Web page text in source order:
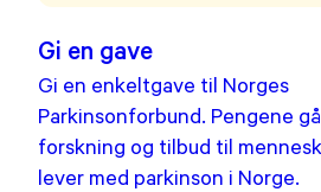
Gi en gave
Gi en enkeltgave til Norges
Parkinsonforbund. Pengene
forskning og tilbud til
lever med parkinson i Norge.